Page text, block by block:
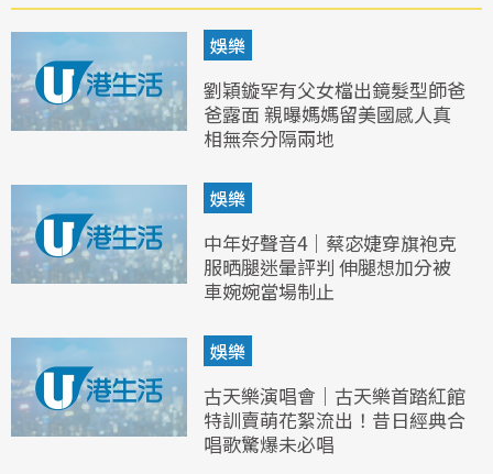
娛樂
劉穎鏇罕有父女檔出鏡髮型師爸
爸露面 親曝媽媽留美國感人真
相無奈分隔兩地
娛樂
中年好聲音4｜蔡宓婕穿旗袍克
服晒腿迷暈評判 伸腿想加分被
車婉婉當場制止
娛樂
古天樂演唱會｜古天樂首踏紅館
特訓賣萌花絮流出！昔日經典合
唱歌驚爆未必唱